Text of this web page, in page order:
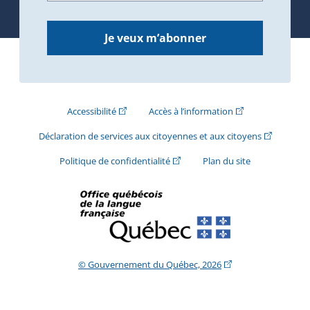
Je veux m’abonner
Accessibilité(Cet hyperlien externe s'ouvrira dans une
Accès à l’information(Cet hyperlien
Déclaration de services aux citoyennes et aux citoyens(Cet
Politique de confidentialité(Cet hyperlien externe s'ouvrira
Plan du site
© Gouvernement du Québec, 2026(Cet hyperlien